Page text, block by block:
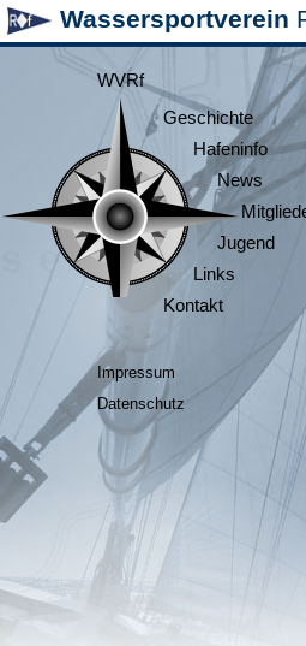
Wassersportverein
WVRf
Geschichte
Hafeninfo
News
Jugend
Links
Kontakt
Impressum
Datenschutz